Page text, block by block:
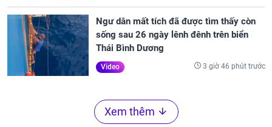
Ngư dân mất tích đã được tìm thấy còn
sống sau 26 ngày lênh đênh trên biển
Thái Bình Dương
Video 3 giờ 46 phút trước
Xem thêm